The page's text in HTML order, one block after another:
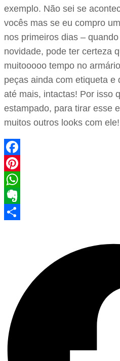
exemplo. Não sei se
vocês mas se eu compro
nos primeiros dias –
novidade, pode ter certeza
muitooooo tempo no
peças ainda com etiqueta e
até mais, intactas! Por isso
estampado, para tirar esse
muitos outros looks com ele!
Facebook
Pinterest
WhatsApp
Evernote